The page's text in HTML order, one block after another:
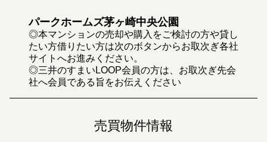
パークホームズ茅ヶ崎中央公園
◎本マンションの売却や購入をご検討の方や貸し
たい方借りたい方は次のボタンからお取次ぎ各社
サイトへお進みください。
◎三井のすまいLOOP会員の方は、お取次ぎ先会
社へ会員である旨をお伝えください
売買物件情報